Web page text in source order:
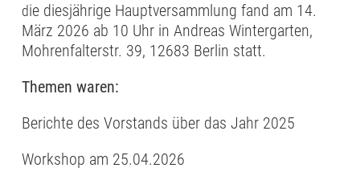
die diesjährige Hauptversammlung fand am 14.
März 2026 ab 10 Uhr in Andreas Wintergarten,
Mohrenfalterstr. 39, 12683 Berlin statt.
Themen waren:
Berichte des Vorstands über das Jahr 2025
Workshop am 25.04.2026